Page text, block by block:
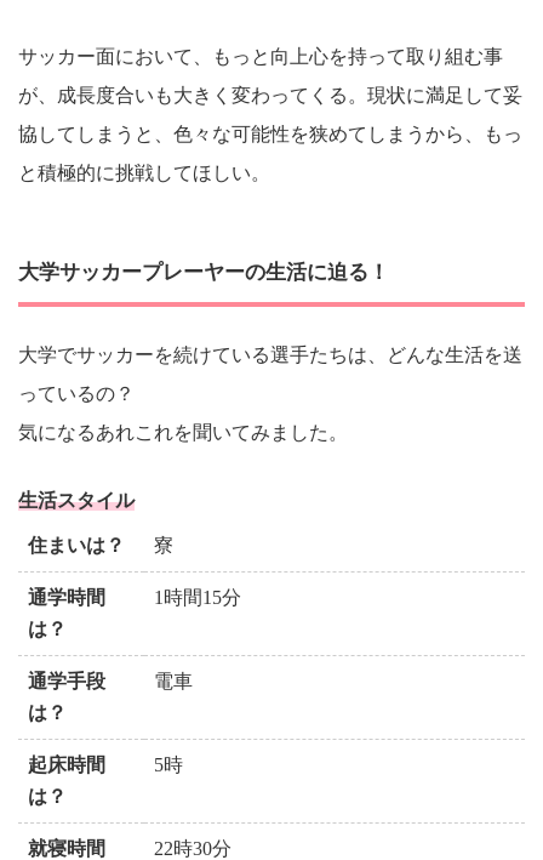
サッカー面において、もっと向上心を持って取り組む事
が、成長度合いも大きく変わってくる。現状に満足して妥
協してしまうと、色々な可能性を狭めてしまうから、もっ
と積極的に挑戦してほしい。
大学サッカープレーヤーの生活に迫る！
大学でサッカーを続けている選手たちは、どんな生活を送
っているの？
気になるあれこれを聞いてみました。
生活スタイル
住まいは？ 寮
通学時間
は？
1時間15分
通学手段
は？
電車
起床時間
は？
5時
就寝時間
22時30分